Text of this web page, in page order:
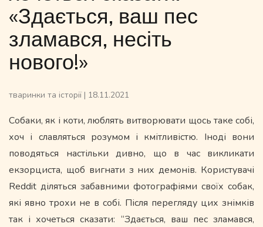
«Здається, ваш пес
зламався, несіть
нового!»
тваринки та історії | 18.11.2021
Собаки, як і коти, люблять витворювати щось таке собі,
хоч і славляться розумом і кмітливістю. Іноді вони
поводяться настільки дивно, що в час викликати
екзорциста, щоб вигнати з них демонів. Користувачі
Reddit діляться забавними фотографіями своїх собак,
які явно трохи не в собі. Після перегляду цих знімків
так і хочеться сказати: “Здається, ваш пес зламався,